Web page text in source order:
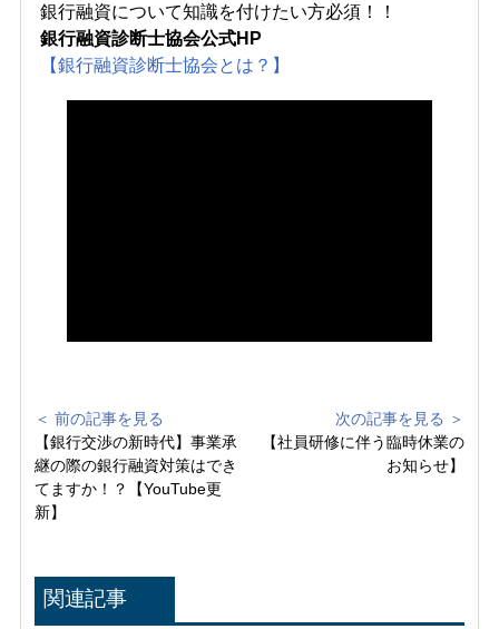
銀行融資について知識を付けたい方必須！！
銀行融資診断士協会公式HP
【銀行融資診断士協会とは？】
＜ 前の記事を見る
【銀行交渉の新時代】事業承
継の際の銀行融資対策はでき
てますか！？【YouTube更
新】
次の記事を見る ＞
【社員研修に伴う臨時休業の
お知らせ】
関連記事